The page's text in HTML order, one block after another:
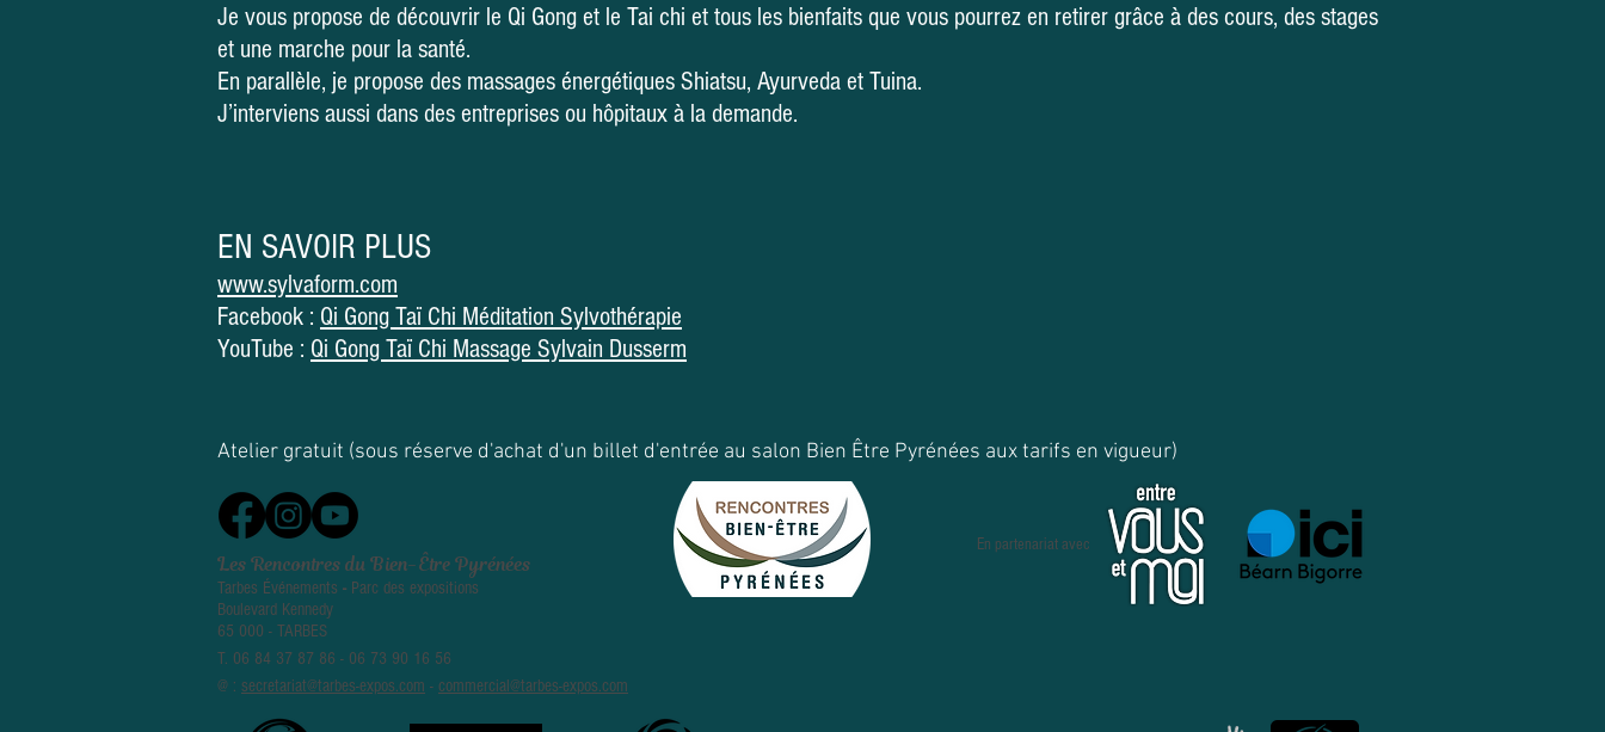
Je vous propose de découvrir le Qi Gong et le Tai chi et tous les bienfaits que vous pourrez en retirer grâce à des cours, des stages
et une marche pour la santé.
En parallèle, je propose des massages énergétiques Shiatsu, Ayurveda et Tuina.
J’interviens aussi dans des entreprises ou hôpitaux à la demande.
EN SAVOIR PLUS
www.sylvaform.com
Facebook : Qi Gong Taï Chi Méditation Sylvothérapie
YouTube : Qi Gong Taï Chi Massage Sylvain Dusserm
Atelier gratuit (sous réserve d'achat d'un billet d'entrée au salon Bien Être Pyrénées aux tarifs en vigueur)
Les Rencontres du Bien-Être Pyrénées
Tarbes Événements - Parc des expositions
Boulevard Kennedy
65 000 - TARBES
T. 06 84 37 87 86 - 06 73 90 16 56
@ : secretariat@tarbes-expos.com - commercial@tarbes-expos.com
En partenariat avec